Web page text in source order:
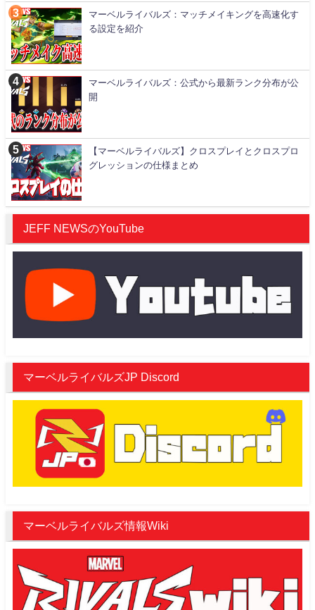
マーベルライバルズ：マッチメイキングを高速化す
る設定を紹介
マーベルライバルズ：公式から最新ランク分布が公
開
【マーベルライバルズ】クロスプレイとクロスプロ
グレッションの仕様まとめ
JEFF NEWSのYouTube
マーベルライバルズJP Discord
マーベルライバルズ情報Wiki